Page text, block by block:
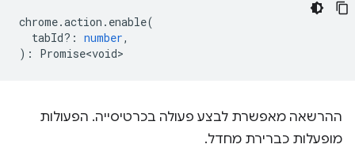
chrome.action . enable(
tabId? : number,
) : Promise<void>
ההרשאה מאפשרת לבצע פעולה בכרטיסייה. הפעולות
מופעלות כברירת מחדל.